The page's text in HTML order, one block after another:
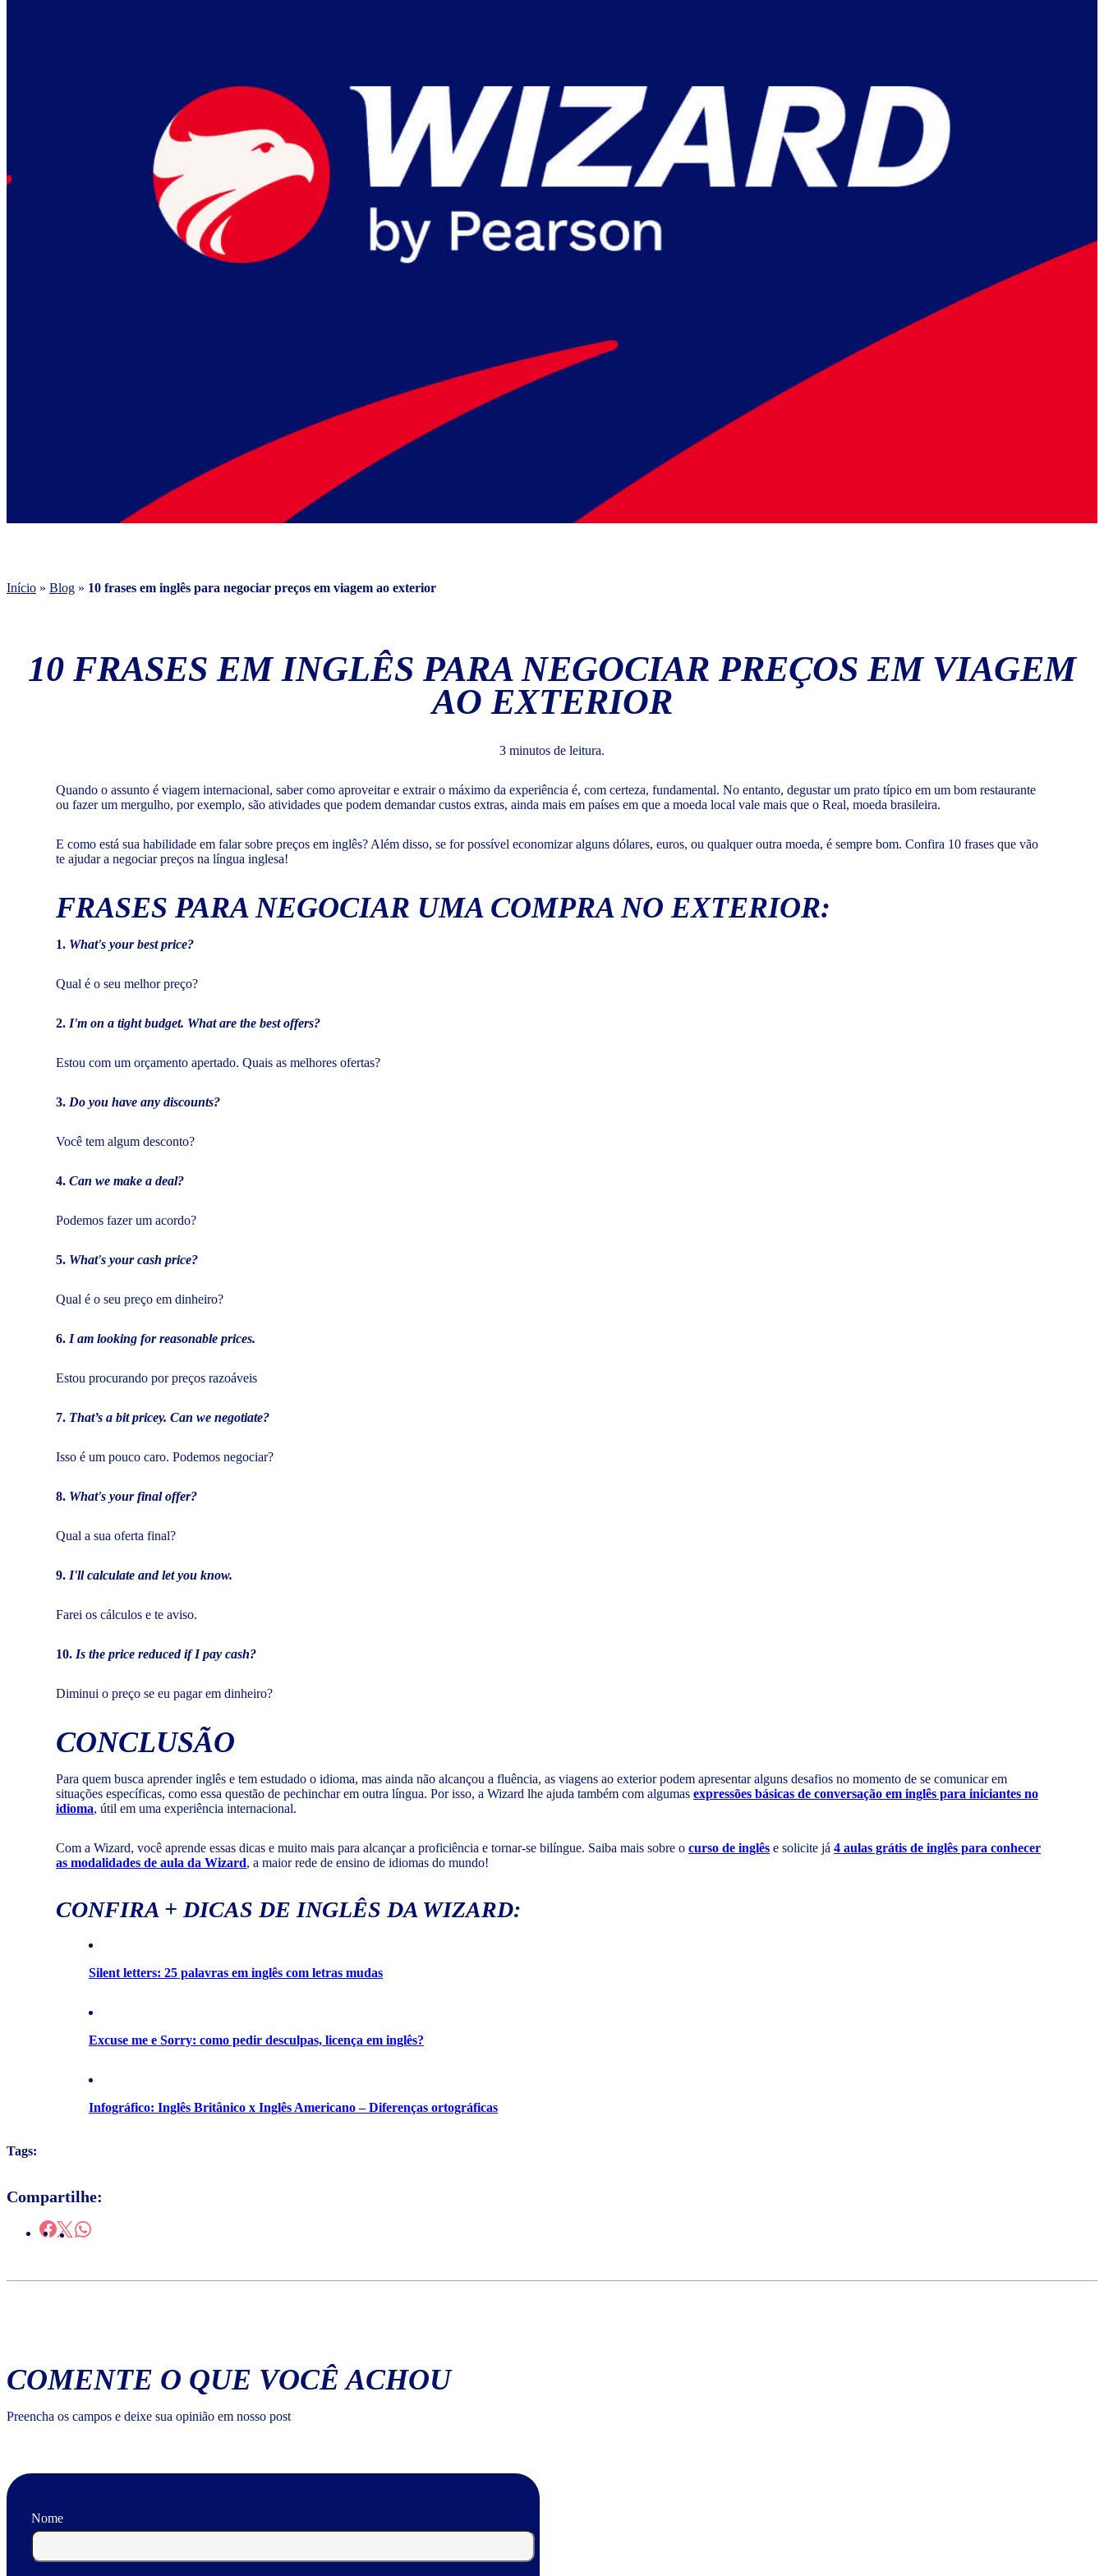
Início » Blog » 10 frases em inglês para negociar preços em viagem ao exterior
10 FRASES EM INGLÊS PARA NEGOCIAR PREÇOS EM VIAGEM
AO EXTERIOR
3 minutos de leitura.
Quando o assunto é viagem internacional, saber como aproveitar e extrair o máximo da experiência é, com certeza, fundamental. No entanto, degustar um prato típico em um bom restaurante
ou fazer um mergulho, por exemplo, são atividades que podem demandar custos extras, ainda mais em países em que a moeda local vale mais que o Real, moeda brasileira.
E como está sua habilidade em falar sobre preços em inglês? Além disso, se for possível economizar alguns dólares, euros, ou qualquer outra moeda, é sempre bom. Confira 10 frases que vão
te ajudar a negociar preços na língua inglesa!
FRASES PARA NEGOCIAR UMA COMPRA NO EXTERIOR:
1. What's your best price?
Qual é o seu melhor preço?
2. I'm on a tight budget. What are the best offers?
Estou com um orçamento apertado. Quais as melhores ofertas?
3. Do you have any discounts?
Você tem algum desconto?
4. Can we make a deal?
Podemos fazer um acordo?
5. What's your cash price?
Qual é o seu preço em dinheiro?
6. I am looking for reasonable prices.
Estou procurando por preços razoáveis
7. That’s a bit pricey. Can we negotiate?
Isso é um pouco caro. Podemos negociar?
8. What's your final offer?
Qual a sua oferta final?
9. I'll calculate and let you know.
Farei os cálculos e te aviso.
10. Is the price reduced if I pay cash?
Diminui o preço se eu pagar em dinheiro?
CONCLUSÃO
Para quem busca aprender inglês e tem estudado o idioma, mas ainda não alcançou a fluência, as viagens ao exterior podem apresentar alguns desafios no momento de se comunicar em
situações específicas, como essa questão de pechinchar em outra língua. Por isso, a Wizard lhe ajuda também com algumas expressões básicas de conversação em inglês para iniciantes no
idioma, útil em uma experiência internacional.
Com a Wizard, você aprende essas dicas e muito mais para alcançar a proficiência e tornar-se bilíngue. Saiba mais sobre o curso de inglês e solicite já 4 aulas grátis de inglês para conhecer
as modalidades de aula da Wizard, a maior rede de ensino de idiomas do mundo!
CONFIRA + DICAS DE INGLÊS DA WIZARD:
Silent letters: 25 palavras em inglês com letras mudas
Excuse me e Sorry: como pedir desculpas, licença em inglês?
Infográfico: Inglês Britânico x Inglês Americano – Diferenças ortográficas
Tags:
Compartilhe:
COMENTE O QUE VOCÊ ACHOU
Preencha os campos e deixe sua opinião em nosso post
Nome